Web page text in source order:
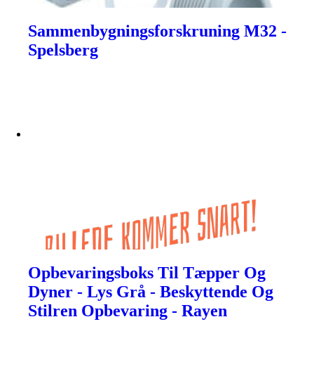
Sammenbygningsforskruning M32 -
Spelsberg
Opbevaringsboks Til Tæpper Og
Dyner - Lys Grå - Beskyttende Og
Stilren Opbevaring - Rayen